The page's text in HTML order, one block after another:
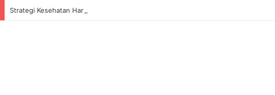
Strategi Kesehatan Harian untuk Meningkatkan Daya Tahan Tubuh dalam